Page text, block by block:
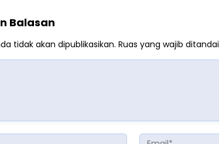
Balasan
tidak akan dipublikasikan. Ruas yang wajib ditandai